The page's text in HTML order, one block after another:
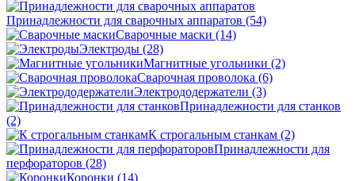
Принадлежности для сварочных аппаратов (54)
Сварочные маски (14)
Электроды (28)
Магнитные угольники (2)
Сварочная проволока (6)
Электрододержатели (3)
Принадлежности для станков
(2)
К строгальным станкам (2)
Принадлежности для
перфораторов (28)
Коронки (14)